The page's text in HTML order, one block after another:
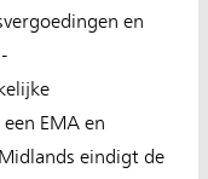
en
EMA en
eindigt de